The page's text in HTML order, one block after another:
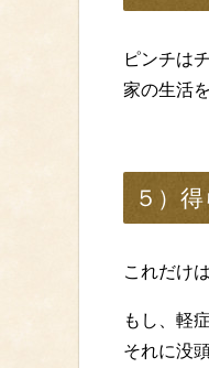
ピンチは
家の生活
５）
これだけ
もし、軽
それに没